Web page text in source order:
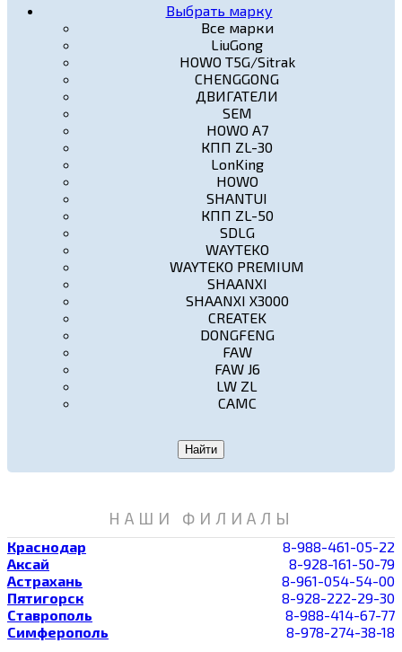
Выбрать марку
Все марки
LiuGong
HOWO T5G/Sitrak
CHENGGONG
ДВИГАТЕЛИ
SEM
HOWO A7
КПП ZL-30
LonKing
HOWO
SHANTUI
КПП ZL-50
SDLG
WAYTEKO
WAYTEKO PREMIUM
SHAANXI
SHAANXI X3000
CREATEK
DONGFENG
FAW
FAW J6
LW ZL
CAMC
Найти
НАШИ ФИЛИАЛЫ
Краснодар
8-988-461-05-22
Аксай
8-928-161-50-79
Астрахань
8-961-054-54-00
Пятигорск
8-928-222-29-30
Ставрополь
8-988-414-67-77
Симферополь
8-978-274-38-18